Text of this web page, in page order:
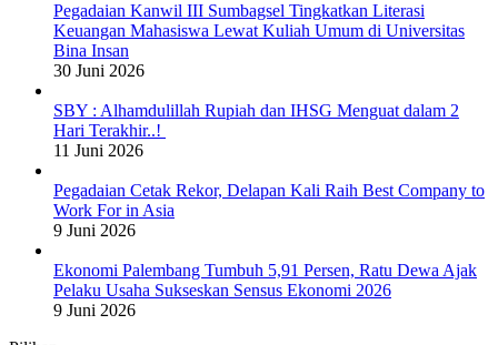
Pegadaian Kanwil III Sumbagsel Tingkatkan Literasi
Keuangan Mahasiswa Lewat Kuliah Umum di Universitas
Bina Insan
30 Juni 2026
SBY : Alhamdulillah Rupiah dan IHSG Menguat dalam 2
Hari Terakhir..!
11 Juni 2026
Pegadaian Cetak Rekor, Delapan Kali Raih Best Company to
Work For in Asia
9 Juni 2026
Ekonomi Palembang Tumbuh 5,91 Persen, Ratu Dewa Ajak
Pelaku Usaha Sukseskan Sensus Ekonomi 2026
9 Juni 2026